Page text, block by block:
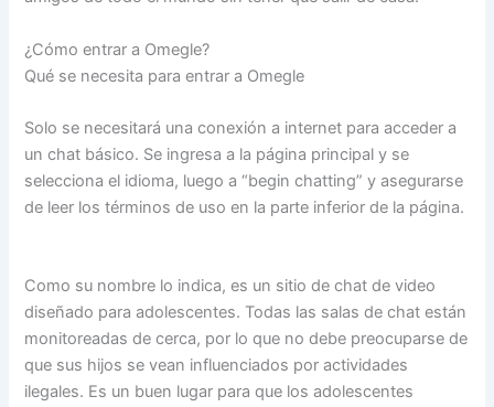
¿Cómo entrar a Omegle?
Qué se necesita para entrar a Omegle
Solo se necesitará una conexión a internet para acceder a
un chat básico. Se ingresa a la página principal y se
selecciona el idioma, luego a “begin chatting” y asegurarse
de leer los términos de uso en la parte inferior de la página.
Como su nombre lo indica, es un sitio de chat de video
diseñado para adolescentes. Todas las salas de chat están
monitoreadas de cerca, por lo que no debe preocuparse de
que sus hijos se vean influenciados por actividades
ilegales. Es un buen lugar para que los adolescentes